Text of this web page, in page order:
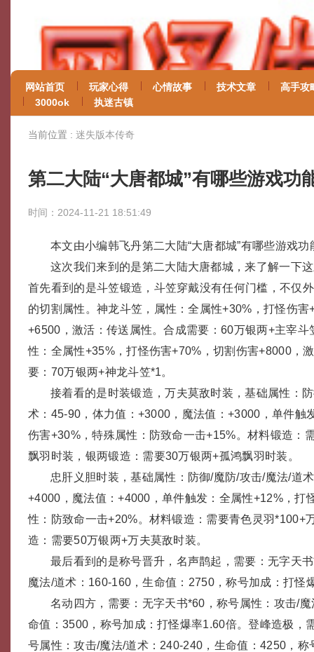
网站首页 玩家心得 心情故事 技术文章
高手攻
3000ok
执迷古镇
当前位置 : 迷失版本传奇
第二大陆“大唐都城”有哪些游戏功
时间：2024-11-21 18:51:49
本文由小编韩飞丹第二大陆“大唐都城”有哪些游戏功
这次我们来到的是第二大陆大唐都城，来了解一下
首先看到的是斗笠锻造，斗笠穿戴没有任何门槛，不仅
的切割属性。神龙斗笠，属性：全属性+30%，打怪伤害
+6500，激活：传送属性。合成需要：60万银两+主宰斗
性：全属性+35%，打怪伤害+70%，切割伤害+8000，
要：70万银两+神龙斗笠*1。
接着看的是时装锻造，万夫莫敌时装，基础属性：
术：45-90，体力值：+3000，魔法值：+3000，单件触
伤害+30%，特殊属性：防致命一击+15%。材料锻造：
飘羽时装，银两锻造：需要30万银两+孤鸿飘羽时装。
忠肝义胆时装，基础属性：防御/魔防/攻击/魔法/道
+4000，魔法值：+4000，单件触发：全属性+12%，打
性：防致命一击+20%。材料锻造：需要青色灵羽*100+
造：需要50万银两+万夫莫敌时装。
最后看到的是称号晋升，名声鹊起，需要：无字天
魔法/道术：160-160，生命值：2750，称号加成：打怪
名动四方，需要：无字天书*60，称号属性：攻击/
命值：3500，称号加成：打怪爆率1.60倍。登峰造极，
号属性：攻击/魔法/道术：240-240，生命值：4250，称